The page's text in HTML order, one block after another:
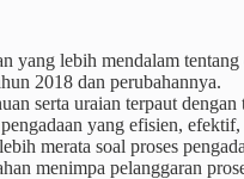
yang lebih mendalam
2018 dan perubahannya.
serta uraian terpaut
yang efisien,
merata soal proses
menimpa pelanggaran